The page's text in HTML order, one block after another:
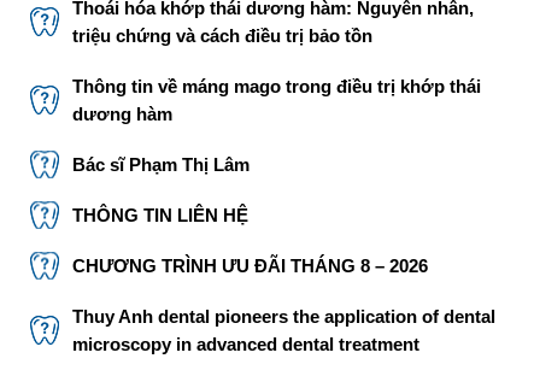
Thoái hóa khớp thái dương hàm: Nguyên nhân,
triệu chứng và cách điều trị bảo tồn
Thông tin về máng mago trong điều trị khớp thái
dương hàm
Bác sĩ Phạm Thị Lâm
THÔNG TIN LIÊN HỆ
CHƯƠNG TRÌNH ƯU ĐÃI THÁNG 8 – 2026
Thuy Anh dental pioneers the application of dental
microscopy in advanced dental treatment